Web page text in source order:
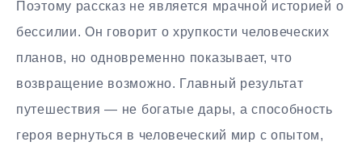
Поэтому рассказ не является мрачной историей о
бессилии. Он говорит о хрупкости человеческих
планов, но одновременно показывает, что
возвращение возможно. Главный результат
путешествия — не богатые дары, а способность
героя вернуться в человеческий мир с опытом,